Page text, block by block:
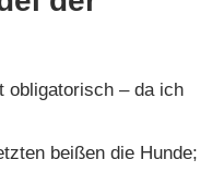
obligatorisch – da ich
beißen die Hunde;